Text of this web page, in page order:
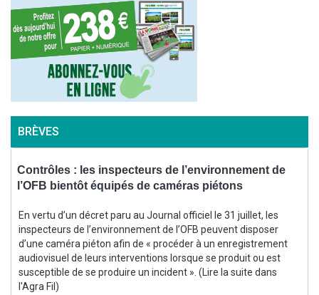
BRÈVES
Contrôles : les inspecteurs de l’environnement de
l’OFB bientôt équipés de caméras piétons
En vertu d’un décret paru au Journal officiel le 31 juillet, les
inspecteurs de l’environnement de l’OFB peuvent disposer
d’une caméra piéton afin de « procéder à un enregistrement
audiovisuel de leurs interventions lorsque se produit ou est
susceptible de se produire un incident ». (Lire la suite dans
l'Agra Fil)